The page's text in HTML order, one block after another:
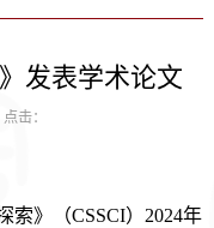
发表学术论文
击：
索》（CSSCI）2024年